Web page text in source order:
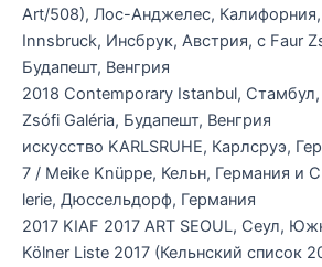
Art/508), Лос-Анджелес,
Innsbruck, Инсбрук, Австрия, с Faur
Будапешт, Венгрия
2018 Contemporary Istanbul,
Zsófi Galéria, Будапешт, Венгрия
искусство KARLSRUHE, Карлсруэ,
7 / Meike Knüppe, Кельн, Германия и
lerie, Дюссельдорф, Германия
2017 KIAF 2017 ART SEOUL, Сеул,
Kölner Liste 2017 (Кельнский список